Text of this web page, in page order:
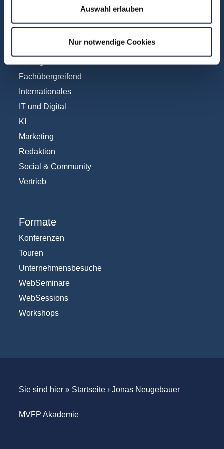
Auswahl erlauben
Nur notwendige Cookies
Fachbereiche
Abo & Subscription
Fachübergreifend
Internationales
IT und Digital
KI
Marketing
Redaktion
Social & Community
Vertrieb
Formate
Konferenzen
Touren
Unternehmensbesuche
WebSeminare
WebSessions
Workshops
Sie sind hier » Startseite› Jonas Neugebauer
MVFP Akademie